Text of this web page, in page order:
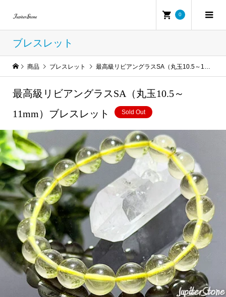
0
ブレスレット
商品 ブレスレット 最高級リビアングラスSA（丸玉10.5～11mm）ブレスレット
最高級リビアングラスSA（丸玉10.5～
11mm）ブレスレット
Sold Out